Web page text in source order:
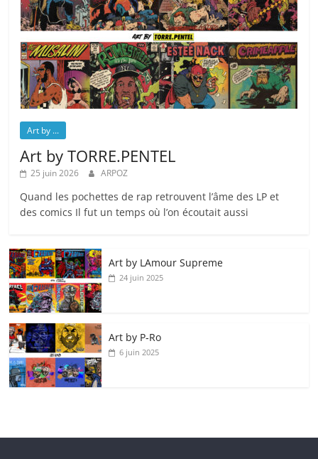
Art by ...
Art by TORRE.PENTEL
25 juin 2026 ARPOZ
Quand les pochettes de rap retrouvent l’âme des LP et
des comics Il fut un temps où l’on écoutait aussi
Art by LAmour Supreme
24 juin 2025
Art by P‑Ro
6 juin 2025